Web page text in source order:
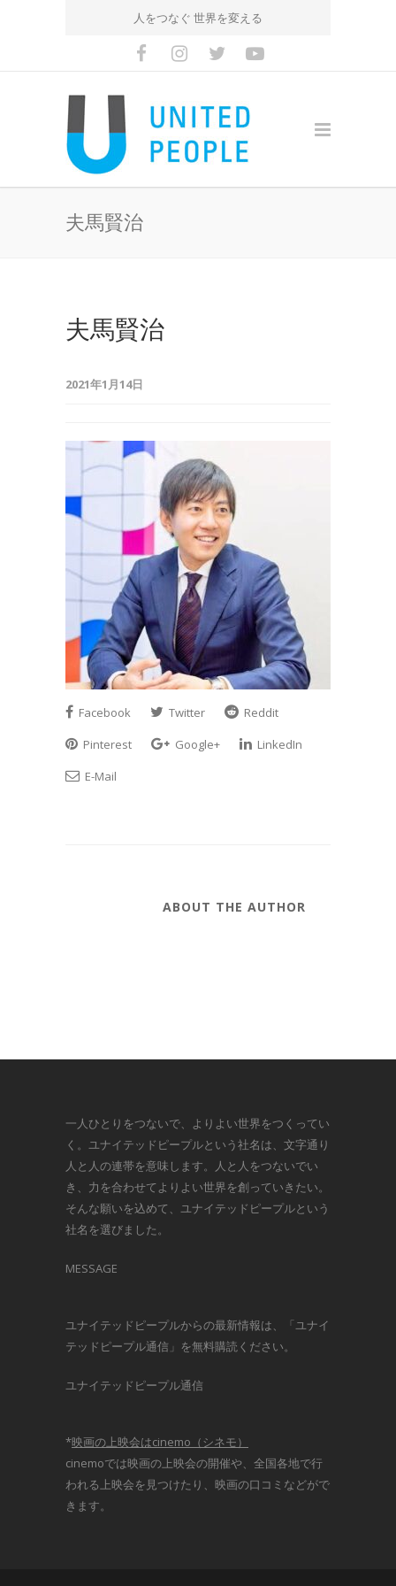
人をつなぐ 世界を変える
夫馬賢治
夫馬賢治
2021年1月14日
Facebook Twitter
Reddit
Pinterest
Google+
LinkedIn
E-Mail
ABOUT THE AUTHOR
一人ひとりをつないで、よりよい世界をつくってい
く。ユナイテッドピープルという社名は、文字通り
人と人の連帯を意味します。人と人をつないでい
き、力を合わせてよりよい世界を創っていきたい。
そんな願いを込めて、ユナイテッドピープルという
社名を選びました。
MESSAGE
ユナイテッドピープルからの最新情報は、「ユナイ
テッドピープル通信」を無料購読ください。
ユナイテッドピープル通信
*映画の上映会はcinemo（シネモ）
cinemoでは映画の上映会の開催や、全国各地で行
われる上映会を見つけたり、映画の口コミなどがで
きます。